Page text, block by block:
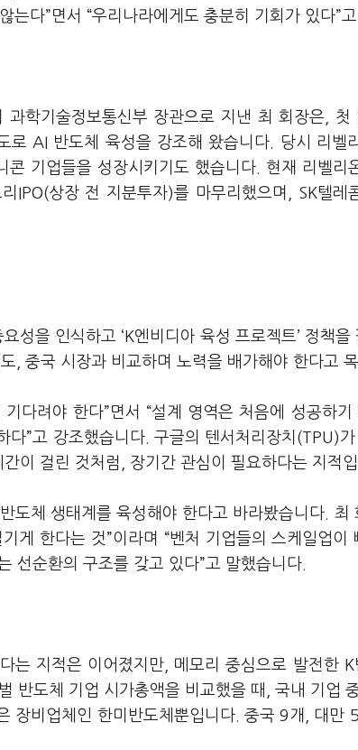
다”면서 “우리나라에게도 충분히 기회가 있다”
학기술정보통신부 장관으로 지낸 최 회장은, 첫
로 AI 반도체 육성을 강조해 왔습니다. 당시 리벨
기업들을 성장시키기도 했습니다. 현재 리벨리
IPO(상장 전 지분투자)를 마무리했으며, SK텔레
성을 인식하고 ‘K엔비디아 육성 프로젝트’ 정책을
, 중국 시장과 비교하며 노력을 배가해야 한다고
다려야 한다”면서 “설계 영역은 처음에 성공하
다”고 강조했습니다. 구글의 텐서처리장치(TPU)
이 걸린 것처럼, 장기간 관심이 필요하다는 지적입
반도체 생태계를 육성해야 한다고 바라봤습니다. 최
게 한다는 것”이라며 “벤처 기업들의 스케일업이
선순환의 구조를 갖고 있다”고 말했습니다.
는 지적은 이어졌지만, 메모리 중심으로 발전한 K
반도체 기업 시가총액을 비교했을 때, 국내 기업
장비업체인 한미반도체뿐입니다. 중국 9개, 대만